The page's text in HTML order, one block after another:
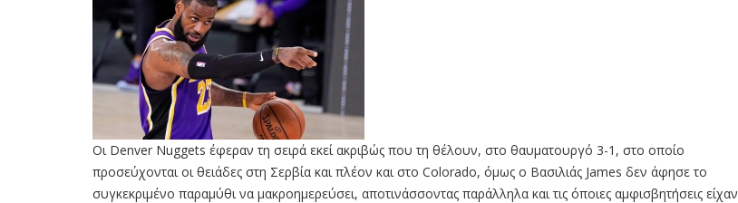
Οι Denver Nuggets έφεραν τη σειρά εκεί ακριβώς που τη θέλουν, στο θαυματουργό 3-1, στο οποίο
προσεύχονται οι θειάδες στη Σερβία και πλέον και στο Colorado, όμως ο Βασιλιάς James δεν άφησε το
συγκεκριμένο παραμύθι να μακροημερεύσει, αποτινάσσοντας παράλληλα και τις όποιες αμφισβητήσεις είχαν